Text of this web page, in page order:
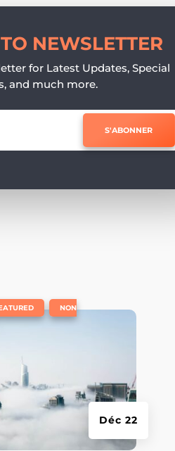
NEWSLETTER
for Latest Updates, Special
and much more.
S'ABONNER
Déc 22
NON